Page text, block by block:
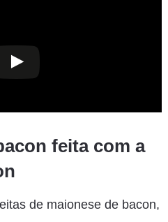
feita com a
de maionese de bacon,